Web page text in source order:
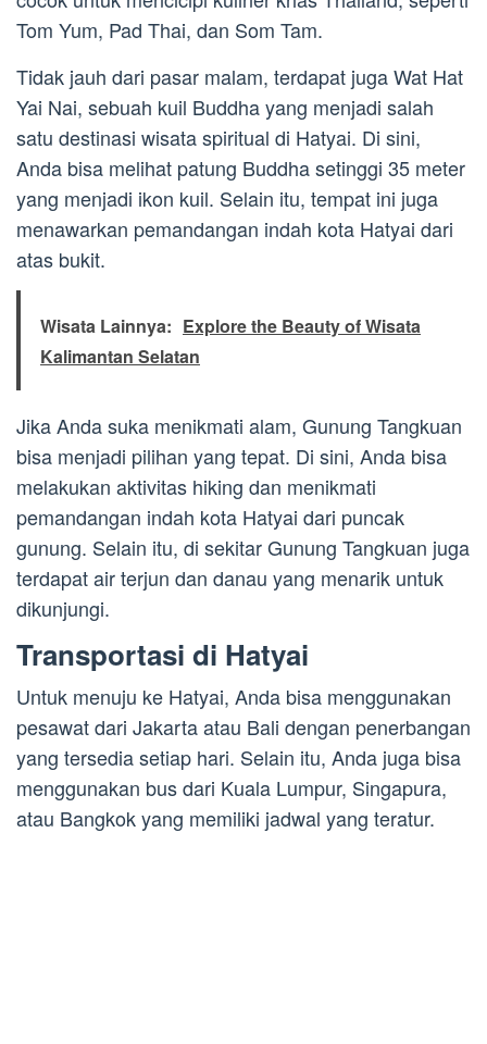
Tom Yum, Pad Thai, dan Som Tam.
Tidak jauh dari pasar malam, terdapat juga Wat Hat
Yai Nai, sebuah kuil Buddha yang menjadi salah
satu destinasi wisata spiritual di Hatyai. Di sini,
Anda bisa melihat patung Buddha setinggi 35 meter
yang menjadi ikon kuil. Selain itu, tempat ini juga
menawarkan pemandangan indah kota Hatyai dari
atas bukit.
Wisata Lainnya: Explore the Beauty of Wisata
Kalimantan Selatan
Jika Anda suka menikmati alam, Gunung Tangkuan
bisa menjadi pilihan yang tepat. Di sini, Anda bisa
melakukan aktivitas hiking dan menikmati
pemandangan indah kota Hatyai dari puncak
gunung. Selain itu, di sekitar Gunung Tangkuan juga
terdapat air terjun dan danau yang menarik untuk
dikunjungi.
Transportasi di Hatyai
Untuk menuju ke Hatyai, Anda bisa menggunakan
pesawat dari Jakarta atau Bali dengan penerbangan
yang tersedia setiap hari. Selain itu, Anda juga bisa
menggunakan bus dari Kuala Lumpur, Singapura,
atau Bangkok yang memiliki jadwal yang teratur.